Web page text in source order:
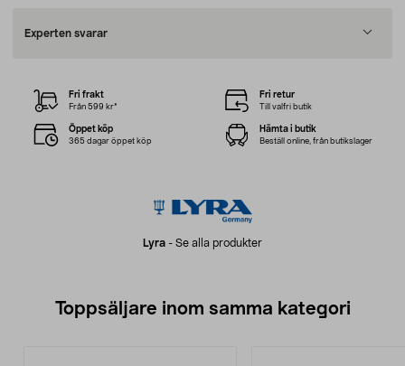
Experten svarar
Lyra - Se alla produkter
Fri frakt
Från 599 kr*
Fri retur
Till valfri butik
Öppet köp
365 dagar öppet köp
Hämta i butik
Beställ online, från butikslager
Toppsäljare inom samma kategori